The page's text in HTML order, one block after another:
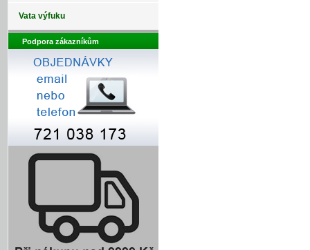
Vata výfuku
Podpora zákazníkům